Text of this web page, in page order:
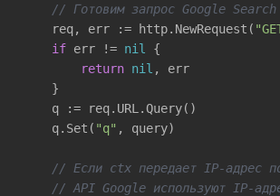
// Готовим запрос Google
    req, err := http.NewRequest(
if err != nil
{
return nil , err
    }
    q := req.URL.Query()
    q.Set(
"q" , query)
// Если ctx передает IP-адрес
// API Google используют IP-